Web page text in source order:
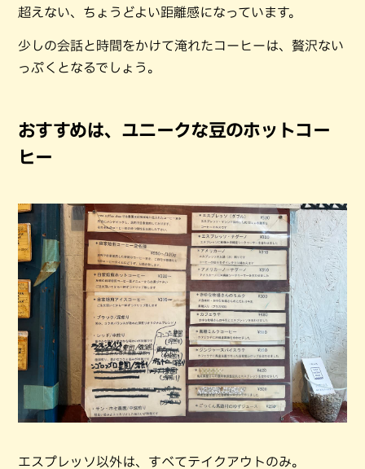
超えない、ちょうどよい距離感になっています。
少しの会話と時間をかけて淹れたコーヒーは、贅沢ない
っぷくとなるでしょう。
おすすめは、ユニークな豆のホットコー
ヒー
エスプレッソ以外は、すべてテイクアウトのみ。